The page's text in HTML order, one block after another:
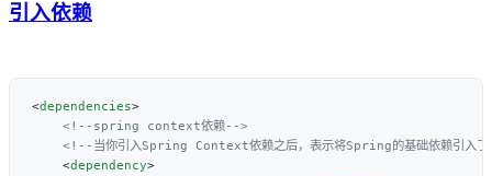
引入依赖
<dependencies
    <
dependency